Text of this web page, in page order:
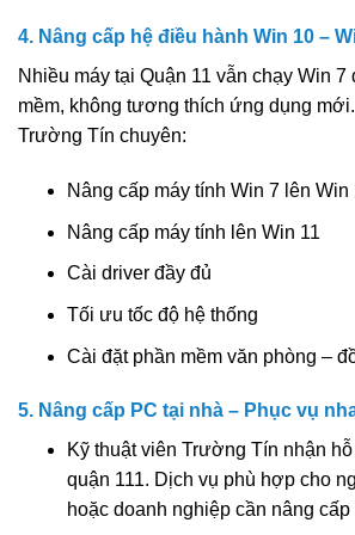
4. Nâng cấp hệ điều hành Win 10 –
Nhiều máy tại Quận 11 vẫn chạy Win 7
mềm, không tương thích ứng dụng mới.
Trường Tín chuyên:
Nâng cấp máy tính Win 7 lên Win
Nâng cấp máy tính lên Win 11
Cài driver đầy đủ
Tối ưu tốc độ hệ thống
Cài đặt phần mềm văn phòng –
5. Nâng cấp PC tại nhà – Phục vụ
Kỹ thuật viên Trường Tín nhận
quận 111. Dịch vụ phù hợp cho
hoặc doanh nghiệp cần nâng